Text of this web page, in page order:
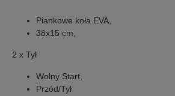
Piankowe koła EVA,
38x15 cm,
2 x Tył
Wolny Start,
Przód/Tył